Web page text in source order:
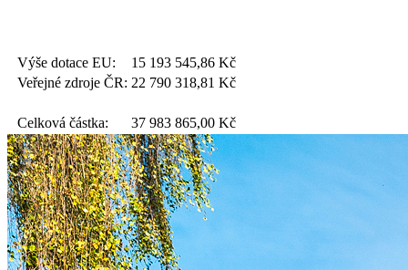
Výše dotace EU: 15 193 545,86 Kč
Veřejné zdroje ČR: 22 790 318,81 Kč
Celková částka: 37 983 865,00 Kč